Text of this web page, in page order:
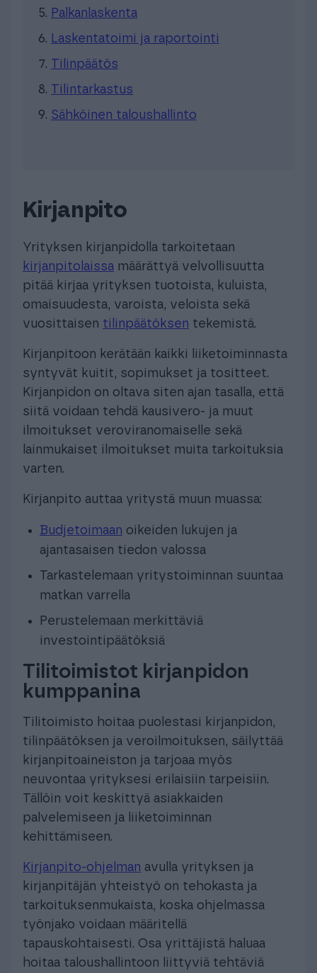
Palkanlaskenta
Laskentatoimi ja raportointi
Tilinpäätös
Tilintarkastus
Sähköinen taloushallinto
Kirjanpito
Yrityksen kirjanpidolla tarkoitetaan
kirjanpitolaissa määrättyä velvollisuutta
pitää kirjaa yrityksen tuotoista, kuluista,
omaisuudesta, varoista, veloista sekä
vuosittaisen tilinpäätöksen tekemistä.
Kirjanpitoon kerätään kaikki liiketoiminnasta
syntyvät kuitit, sopimukset ja tositteet.
Kirjanpidon on oltava siten ajan tasalla, että
siitä voidaan tehdä kausivero- ja muut
ilmoitukset veroviranomaiselle sekä
lainmukaiset ilmoitukset muita tarkoituksia
varten.
Kirjanpito auttaa yritystä muun muassa:
Budjetoimaan oikeiden lukujen ja
ajantasaisen tiedon valossa
Tarkastelemaan yritystoiminnan suuntaa
matkan varrella
Perustelemaan merkittäviä
investointipäätöksiä
Tilitoimistot kirjanpidon
kumppanina
Tilitoimisto hoitaa puolestasi kirjanpidon,
tilinpäätöksen ja veroilmoituksen, säilyttää
kirjanpitoaineiston ja tarjoaa myös
neuvontaa yrityksesi erilaisiin tarpeisiin.
Tällöin voit keskittyä asiakkaiden
palvelemiseen ja liiketoiminnan
kehittämiseen.
Kirjanpito-ohjelman avulla yrityksen ja
kirjanpitäjän yhteistyö on tehokasta ja
tarkoituksenmukaista, koska ohjelmassa
työnjako voidaan määritellä
tapauskohtaisesti. Osa yrittäjistä haluaa
hoitaa taloushallintoon liittyviä tehtäviä